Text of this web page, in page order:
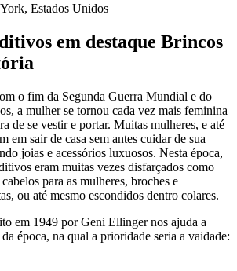
Estados Unidos
em destaque Brincos
o fim da Segunda Guerra Mundial e do
a mulher se tornou cada vez mais feminina
de se vestir e portar. Muitas mulheres, e até
em sair de casa sem antes cuidar de sua
joias e acessórios luxuosos. Nesta época,
eram muitas vezes disfarçados como
para as mulheres, broches e
ou até mesmo escondidos dentro colares.
em 1949 por Geni Ellinger nos ajuda a
época, na qual a prioridade seria a vaidade: